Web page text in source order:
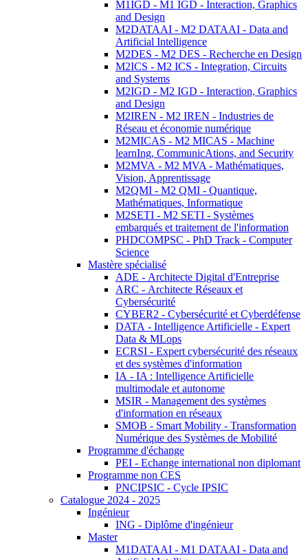
M1IGD - M1 IGD - Interaction, Graphics
and Design
M2DATAAI - M2 DATAAI - Data and
Artificial Intelligence
M2DES - M2 DES - Recherche en Design
M2ICS - M2 ICS - Integration, Circuits
and Systems
M2IGD - M2 IGD - Interaction, Graphics
and Design
M2IREN - M2 IREN - Industries de
Réseau et économie numérique
M2MICAS - M2 MICAS - Machine
learnIng, CommunicAtions, and Security
M2MVA - M2 MVA - Mathématiques,
Vision, Apprentissage
M2QMI - M2 QMI - Quantique,
Mathématiques, Informatique
M2SETI - M2 SETI - Systèmes
embarqués et traitement de l'information
PHDCOMPSC - PhD Track - Computer
Science
Mastère spécialisé
ADE - Architecte Digital d'Entreprise
ARC - Architecte Réseaux et
Cybersécurité
CYBER2 - Cybersécurité et Cyberdéfense
DATA - Intelligence Artificielle - Expert
Data & MLops
ECRSI - Expert cybersécurité des réseaux
et des systèmes d'information
IA - IA : Intelligence Artificielle
multimodale et autonome
MSIR - Management des systèmes
d'information en réseaux
SMOB - Smart Mobility - Transformation
Numérique des Systèmes de Mobilité
Programme d'échange
PEI - Echange international non diplomant
Programme non CES
PNCIPSIC - Cycle IPSIC
Catalogue 2024 - 2025
Ingénieur
ING - Diplôme d'ingénieur
Master
M1DATAAI - M1 DATAAI - Data and